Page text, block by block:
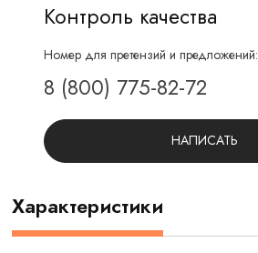
Контроль качества
Номер для претензий и предложений:
8 (800) 775-82-72
НАПИСАТЬ
Характеристики